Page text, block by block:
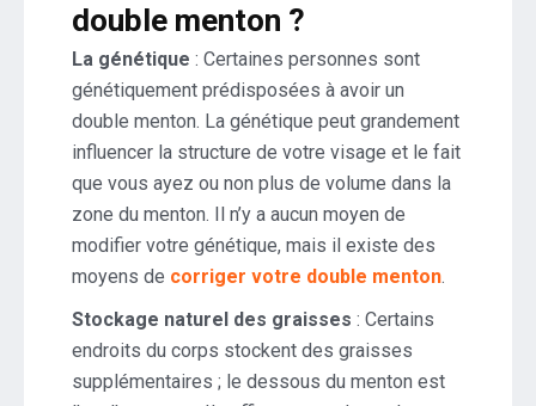
double menton ?
La génétique : Certaines personnes sont
génétiquement prédisposées à avoir un
double menton. La génétique peut grandement
influencer la structure de votre visage et le fait
que vous ayez ou non plus de volume dans la
zone du menton. Il n’y a aucun moyen de
modifier votre génétique, mais il existe des
moyens de corriger votre double menton.
Stockage naturel des graisses : Certains
endroits du corps stockent des graisses
supplémentaires ; le dessous du menton est